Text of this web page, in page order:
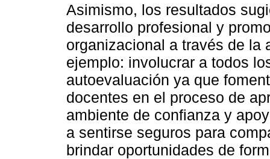
Asimismo, los resultados
desarrollo profesional y
organizacional a través de la
ejemplo: involucrar a todos
autoevaluación ya que
docentes en el proceso de
ambiente de confianza y
a sentirse seguros para
brindar oportunidades de